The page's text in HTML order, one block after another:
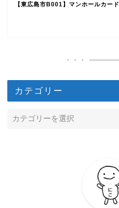
【東広島市B001】マンホールカード
カテゴリー